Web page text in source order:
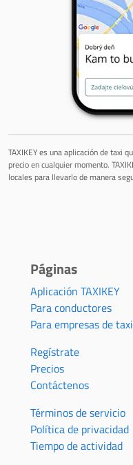
TAXIKEY es una aplicación de taxi
precio en cualquier momento.
locales para llevarlo de manera
Páginas
Aplicación TAXIKEY
Para conductores
Para empresas de
Regístrate
Precios
Contáctenos
Términos de servicio
Política de privacidad
Tiempo de actividad